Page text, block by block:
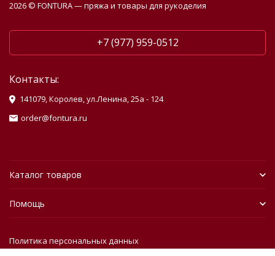
2026 © FONTURA — пряжа и товары для рукоделия
+7 (977) 959-0512
Контакты:
141079, Королев, ул.Ленина, 25а - 124
order@fontura.ru
Каталог товаров
Помощь
Политика персональных данных